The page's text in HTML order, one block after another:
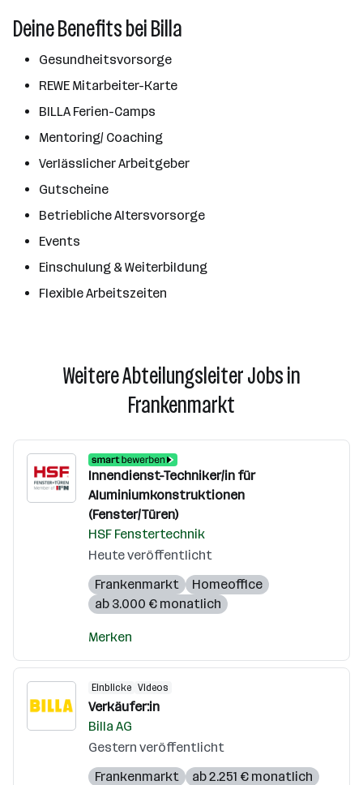
Deine Benefits bei Billa
Gesundheitsvorsorge
REWE Mitarbeiter-Karte
BILLA Ferien-Camps
Mentoring/ Coaching
Verlässlicher Arbeitgeber
Gutscheine
Betriebliche Altersvorsorge
Events
Einschulung & Weiterbildung
Flexible Arbeitszeiten
Weitere Abteilungsleiter Jobs in
Frankenmarkt
Innendienst-Techniker/in für
Aluminiumkonstruktionen
(Fenster/Türen)
HSF Fenstertechnik
Heute veröffentlicht
Frankenmarkt
Homeoffice
ab 3.000 € monatlich
Merken
Einblicke Videos
Verkäufer:in
Billa AG
Gestern veröffentlicht
Frankenmarkt
ab 2.251 € monatlich